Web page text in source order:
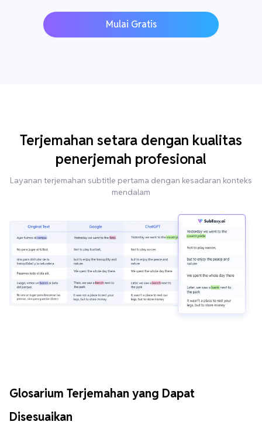
Mulai Gratis
Terjemahan setara dengan kualitas
penerjemah profesional
Layanan terjemahan subtitle pertama dengan kesadaran konteks
mendalam
Glosarium Terjemahan yang Dapat
Disesuaikan